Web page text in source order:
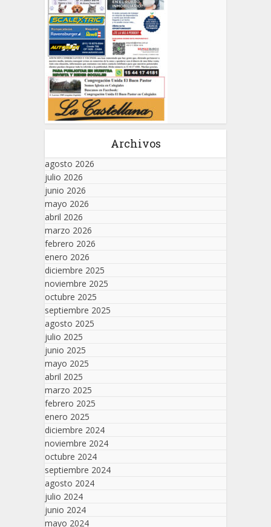
Archivos
agosto 2026
julio 2026
junio 2026
mayo 2026
abril 2026
marzo 2026
febrero 2026
enero 2026
diciembre 2025
noviembre 2025
octubre 2025
septiembre 2025
agosto 2025
julio 2025
junio 2025
mayo 2025
abril 2025
marzo 2025
febrero 2025
enero 2025
diciembre 2024
noviembre 2024
octubre 2024
septiembre 2024
agosto 2024
julio 2024
junio 2024
mayo 2024